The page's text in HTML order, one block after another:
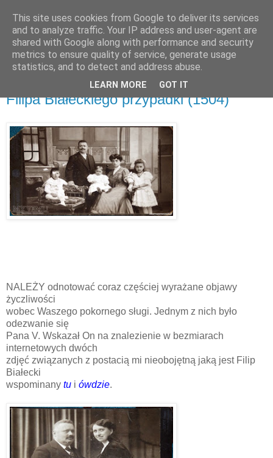
czwartek, 12 lutego 2015
Filipa Białeckiego przypadki (1504)
NALEŻY odnotować coraz częściej wyrażane objawy
życzliwości
wobec Waszego pokornego sługi. Jednym z nich było
odezwanie się
Pana V. Wskazał On na znalezienie w bezmiarach
internetowych dwóch
zdjęć związanych z postacią mi nieobojętną jaką jest Filip
Białecki
wspominany tu i ówdzie.
This site uses cookies from Google to deliver its services
and to analyze traffic. Your IP address and user-agent are
shared with Google along with performance and security
metrics to ensure quality of service, generate usage
statistics, and to detect and address abuse.
LEARN MORE GOT IT